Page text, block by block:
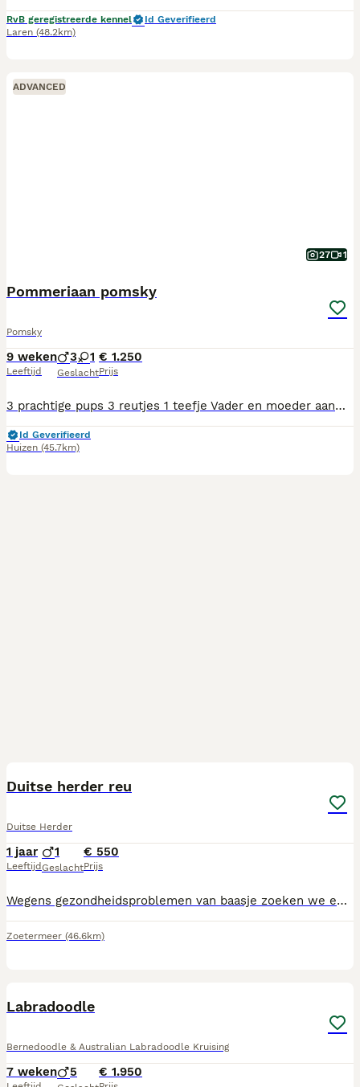
RvB geregistreerde kennel
Id Geverifieerd
Laren (48.2km)
ADVANCED
27 1
Pommeriaan pomsky
Pomsky
9 weken
Leeftijd
3 1
Geslacht
€ 1.250
Prijs
3 prachtige pups 3 reutjes 1 teefje Vader en moeder aanwezig Paspoort chip enting ontworming zijn geregeld Altijd welkom om te horen kijken
Id Geverifieerd
Huizen (45.7km)
Duitse herder reu
Duitse Herder
1 jaar
Leeftijd
1
Geslacht
€ 550
Prijs
Wegens gezondheidsproblemen van baasje zoeken we een nieuw thuis voor onze hond. Hij kan niet met katten of andere honden. Hij heeft heel veel energie en zou graag een thuis krijgen waar ruimte is. Hij kan samen met kinderen. Hij vindt het leuk om met de bal, touw en knuffels te spelen.
Zoetermeer (46.6km)
Labradoodle
Bernedoodle & Australian Labradoodle Kruising
7 weken 5 € 1.950